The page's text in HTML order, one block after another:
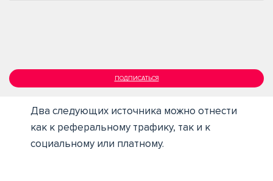
ПОДПИСАТЬСЯ
Два следующих источника можно отнести
как к реферальному трафику, так и к
социальному или платному.